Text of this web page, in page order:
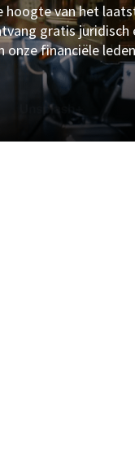
hoogte van het
gratis juridisch
onze financiële